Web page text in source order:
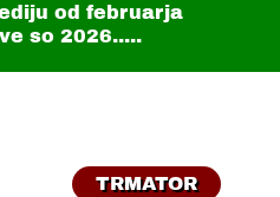
od februarja
so 2026.....
TRMATOR